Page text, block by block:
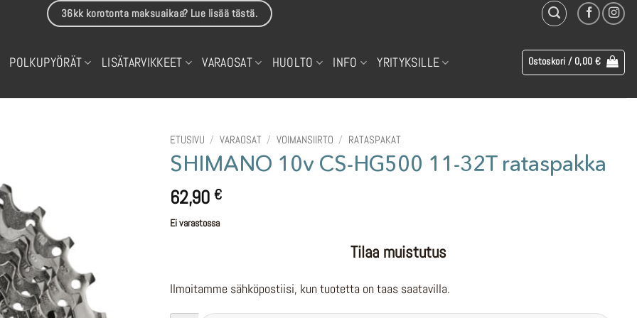
36kk korotonta maksuaikaa? Lue lisää tästä.
POLKUPYÖRÄT LISÄTARVIKKEET VARAOSAT HUOLTO INFO YRITYKSILLE Ostoskori / 0,00 €
ETUSIVU / VARAOSAT / VOIMANSIIRTO / RATASPAKAT
SHIMANO 10v CS-HG500 11-32T rataspakka
62,90 €
Ei varastossa
Tilaa muistutus
Ilmoitamme sähköpostiisi, kun tuotetta on taas saatavilla.